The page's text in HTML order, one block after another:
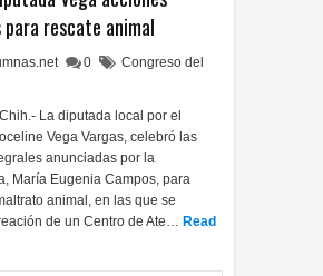
rescate animal
0
Congreso del
La diputada local por el
Vega Vargas, celebró las
anunciadas por la
María Eugenia Campos, para
animal, en las que se
de un Centro de Ate… Read